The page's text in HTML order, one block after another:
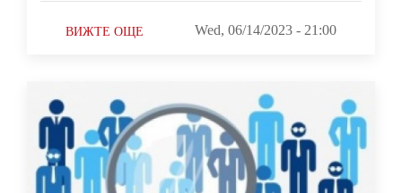
ВИЖТЕ ОЩЕ Wed, 06/14/2023 - 21:00